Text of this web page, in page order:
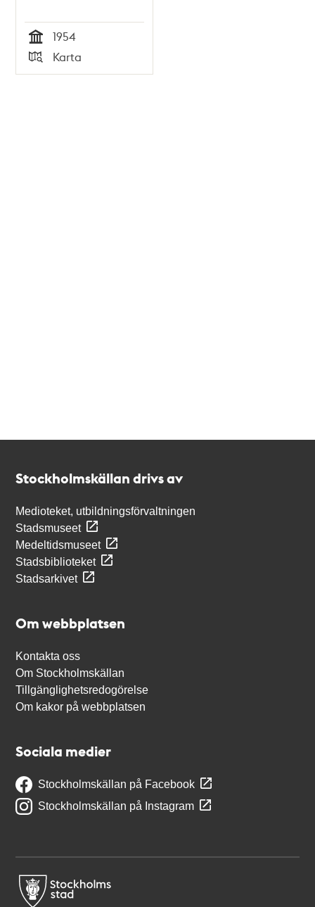
Tid
1954
Typ
Karta
Stockholmskällan drivs av
Medioteket, utbildningsförvaltningen
Stadsmuseet
Medeltidsmuseet
Stadsbiblioteket
Stadsarkivet
Om webbplatsen
Kontakta oss
Om Stockholmskällan
Tillgänglighetsredogörelse
Om kakor på webbplatsen
Sociala medier
Stockholmskällan på Facebook
Stockholmskällan på Instagram